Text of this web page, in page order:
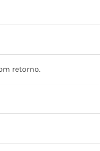
retorno.